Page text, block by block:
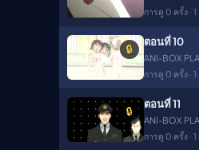
การดู 0 ครั้ง ·
▶ 🔒
ตอนที่ 10
ANI-BOX
การดู 0 ครั้ง ·
🔒
ตอนที่ 11
ANI-BOX
การดู 0 ครั้ง ·